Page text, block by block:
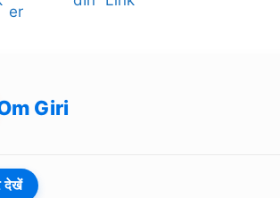
Giri
देखें